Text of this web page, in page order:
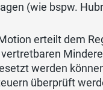
(wie bspw.
erteilt dem
werden
überprüft